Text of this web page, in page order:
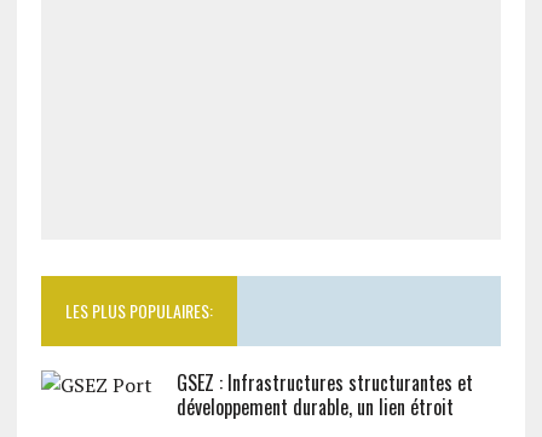
LES PLUS POPULAIRES:
GSEZ : Infrastructures structurantes et
développement durable, un lien étroit